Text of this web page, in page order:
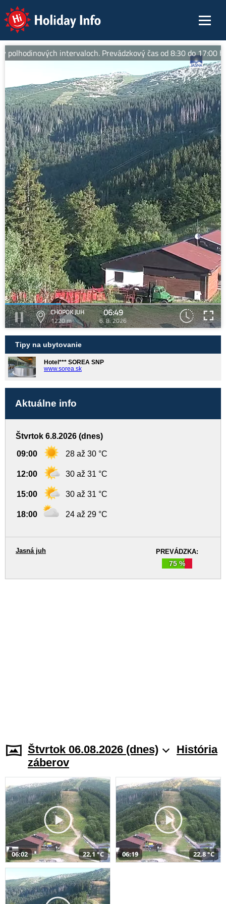
Holiday Info
intervaloch. Prevádzkový čas od 8:30 do 17:00
CHOPOK JUH
1220 m
06:49
6. 8. 2026
Tipy na ubytovanie
Hotel*** SOREA SNP
www.sorea.sk
Aktuálne info
Štvrtok 6.8.2026 (dnes)
09:00 28 až 30 °C
12:00 30 až 31 °C
15:00 30 až 31 °C
18:00 24 až 29 °C
PREVÁDZKA:
75 %
Jasná juh
Štvrtok 06.08.2026 (dnes)
História
záberov
06:02 22,1 °C 06:19 22,8 °C